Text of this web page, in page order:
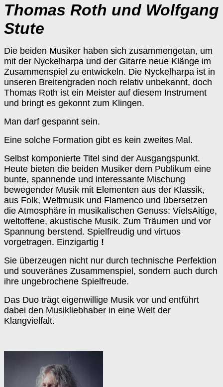
Thomas Roth und Wolfgang
Stute
Die beiden Musiker haben sich zusammengetan, um
mit der Nyckelharpa und der Gitarre neue Klänge im
Zusammenspiel zu entwickeln. Die Nyckelharpa ist in
unseren Breitengraden noch relativ unbekannt, doch
Thomas Roth ist ein Meister auf diesem Instrument
und bringt es gekonnt zum Klingen.
Man darf gespannt sein.
Eine solche Formation gibt es kein zweites Mal.
Selbst komponierte Titel sind der Ausgangspunkt.
Heute bieten die beiden Musiker dem Publikum eine
bunte, spannende und interessante Mischung
bewegender Musik mit Elementen aus der Klassik,
aus Folk, Weltmusik und Flamenco und übersetzen
die Atmosphäre in musikalischen Genuss: VielsAitige,
weltoffene, akustische Musik. Zum Träumen und vor
Spannung berstend. Spielfreudig und virtuos
vorgetragen. Einzigartig !
Sie überzeugen nicht nur durch technische Perfektion
und souveränes Zusammenspiel, sondern auch durch
ihre ungebrochene Spielfreude.
Das Duo trägt eigenwillige Musik vor und entführt
dabei den Musikliebhaber in eine Welt der
Klangvielfalt.